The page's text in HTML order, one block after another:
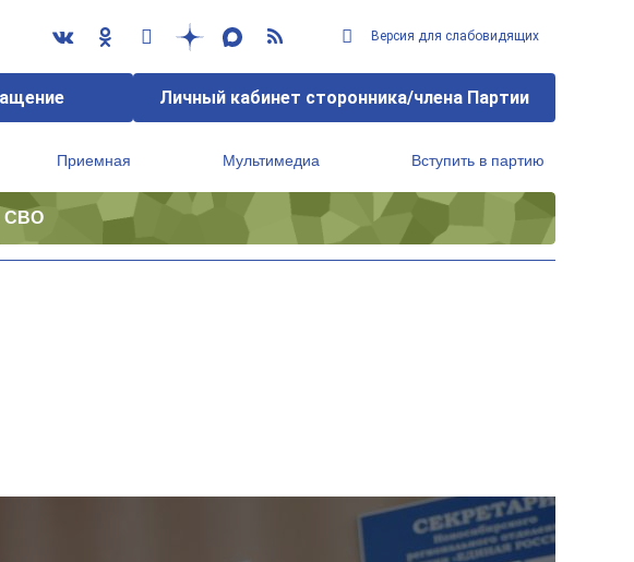
Версия для слабовидящих
Личный кабинет сторонника/члена Партии
Приемная Мультимедиа Вступить в партию
СВО